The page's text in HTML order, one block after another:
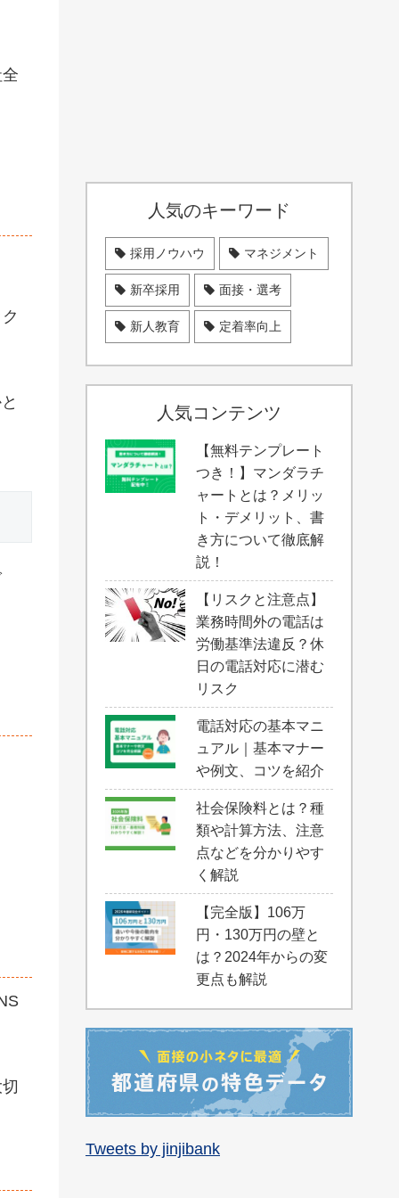
人気のキーワード
採用ノウハウ マネジメント
新卒採用 面接・選考
新人教育 定着率向上
人気コンテンツ
【無料テンプレート
つき！】マンダラチ
ャートとは？メリッ
ト・デメリット、書
き方について徹底解
説！
【リスクと注意点】
業務時間外の電話は
労働基準法違反？休
日の電話対応に潜む
リスク
電話対応の基本マニ
ュアル｜基本マナー
や例文、コツを紹介
社会保険料とは？種
類や計算方法、注意
点などを分かりやす
く解説
【完全版】106万
円・130万円の壁と
は？2024年からの変
更点も解説
Tweets by jinjibank